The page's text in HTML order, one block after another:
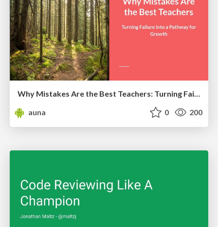
Why Mistakes Are the Best Teachers: Turning Failure into a Pathway for Growth
auna
0 200